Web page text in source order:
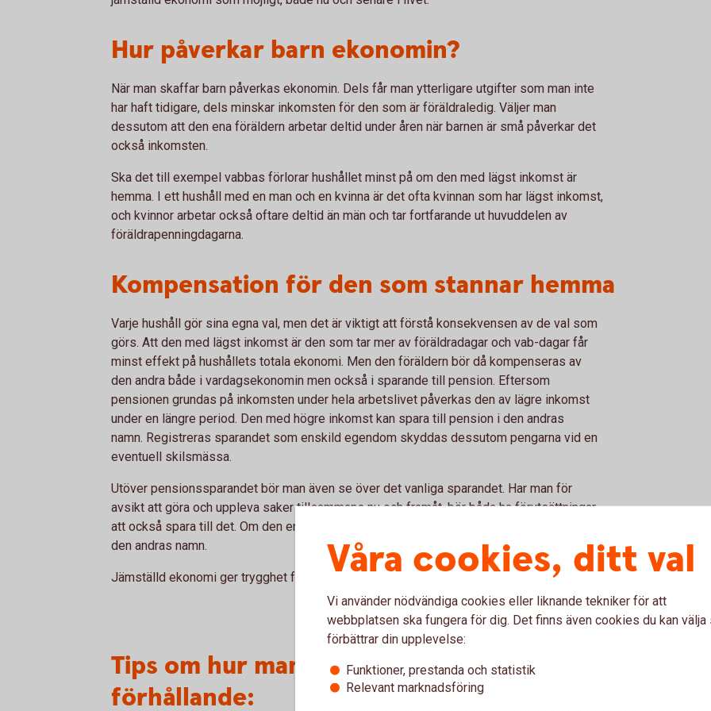
Hur påverkar barn ekonomin?
När man skaffar barn påverkas ekonomin. Dels får man ytterligare utgifter som man inte
har haft tidigare, dels minskar inkomsten för den som är föräldraledig. Väljer man
dessutom att den ena föräldern arbetar deltid under åren när barnen är små påverkar det
också inkomsten.
Ska det till exempel vabbas förlorar hushållet minst på om den med lägst inkomst är
hemma. I ett hushåll med en man och en kvinna är det ofta kvinnan som har lägst inkomst,
och kvinnor arbetar också oftare deltid än män och tar fortfarande ut huvuddelen av
föräldrapenningdagarna.
Kompensation för den som stannar hemma
Varje hushåll gör sina egna val, men det är viktigt att förstå konsekvensen av de val som
görs. Att den med lägst inkomst är den som tar mer av föräldradagar och vab-dagar får
minst effekt på hushållets totala ekonomi. Men den föräldern bör då kompenseras av
den andra både i vardagsekonomin men också i sparande till pension. Eftersom
pensionen grundas på inkomsten under hela arbetslivet påverkas den av lägre inkomst
under en längre period. Den med högre inkomst kan spara till pension i den andras
namn. Registreras sparandet som enskild egendom skyddas dessutom pengarna vid en
eventuell skilsmässa.
Utöver pensionssparandet bör man även se över det vanliga sparandet. Har man för
avsikt att göra och uppleva saker tillsammans nu och framåt, bör båda ha förutsättningar
att också spara till det. Om den ena tjänar mer kan den föra över pengar till ett sparande i
den andras namn.
Jämställd ekonomi ger trygghet för många kvinnor, som ofta är de med lägre inkomst.
Tips om hur man får till ett ekonomiskt jämställt
förhållande:
Våra cookies, ditt val
Vi använder nödvändiga cookies eller liknande tekniker för att
webbplatsen ska fungera för dig. Det finns även cookies du kan välja
förbättrar din upplevelse:
Funktioner, prestanda och statistik
Relevant marknadsföring